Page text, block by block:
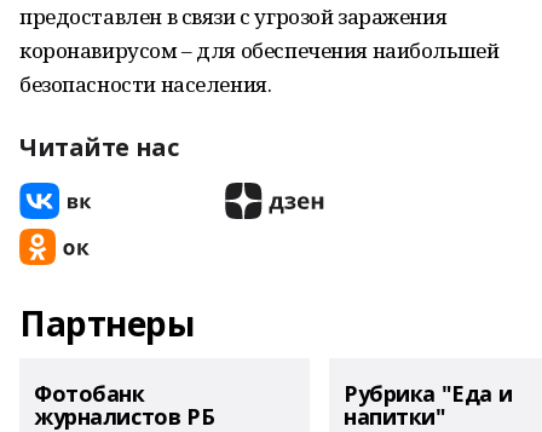
предоставлен в связи с угрозой заражения
коронавирусом – для обеспечения наибольшей
безопасности населения.
Читайте нас
Партнеры
Фотобанк
журналистов РБ
Рубрика "Еда и
напитки"